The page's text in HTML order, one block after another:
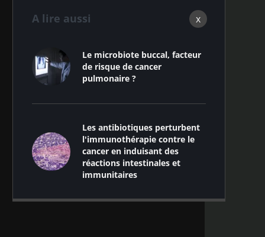
x
A lire aussi
Le microbiote buccal, facteur
de risque de cancer
pulmonaire ?
Les antibiotiques perturbent
l'immunothérapie contre le
cancer en induisant des
réactions intestinales et
immunitaires